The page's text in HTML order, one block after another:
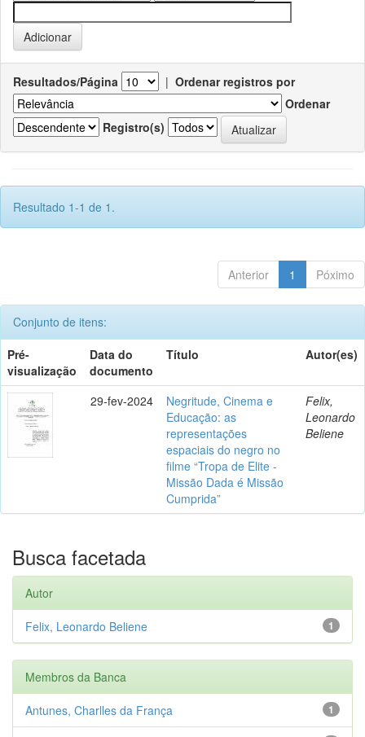
Resultados/Página | Ordenar registros por
Ordenar
Registro(s)
Resultado 1-1 de 1.
Anterior 1 Póximo
Conjunto de itens:
Pré-
visualização
Data do
documento
Título Autor(es)
29-fev-2024
Negritude, Cinema e
Educação: as
representações
espaciais do negro no
filme “Tropa de Elite -
Missão Dada é Missão
Cumprida”
Felix,
Leonardo
Beliene
Busca facetada
Autor
1
Felix, Leonardo Beliene
Membros da Banca
1
Antunes, Charlles da França